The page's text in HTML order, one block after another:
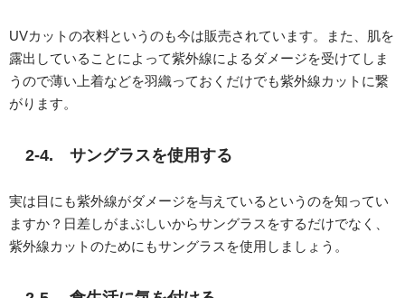
UVカットの衣料というのも今は販売されています。また、肌を
露出していることによって紫外線によるダメージを受けてしま
うので薄い上着などを羽織っておくだけでも紫外線カットに繋
がります。
2-4. サングラスを使用する
実は目にも紫外線がダメージを与えているというのを知ってい
ますか？日差しがまぶしいからサングラスをするだけでなく、
紫外線カットのためにもサングラスを使用しましょう。